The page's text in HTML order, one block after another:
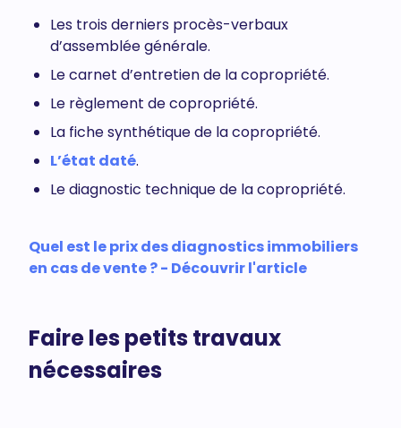
Les trois derniers procès-verbaux
d’assemblée générale.
Le carnet d’entretien de la copropriété.
Le règlement de copropriété.
La fiche synthétique de la copropriété.
L’état daté.
Le diagnostic technique de la copropriété.
Quel est le prix des diagnostics immobiliers
en cas de vente ? - Découvrir l'article
Faire les petits travaux
nécessaires